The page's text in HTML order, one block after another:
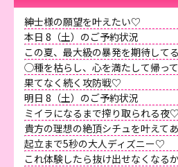
紳士様の願望を叶えたい♡
本日 8（土）のご予約状況
この夏、最大級の暴発を期待して
◯種を枯らし、心を満たして帰っ
果てなく続く攻防戦♡
明日 8（土）のご予約状況
ミイラになるまで搾り取られる夜♡
貴方の理想の絶頂シチュを叶えて
起立まで5秒の大人ディズニー♡
これ体験したら抜け出せなくなる